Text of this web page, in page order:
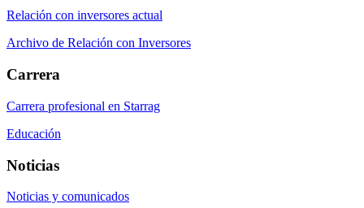
Relación con inversores actual
Archivo de Relación con Inversores
Carrera
Carrera profesional en Starrag
Educación
Noticias
Noticias y comunicados